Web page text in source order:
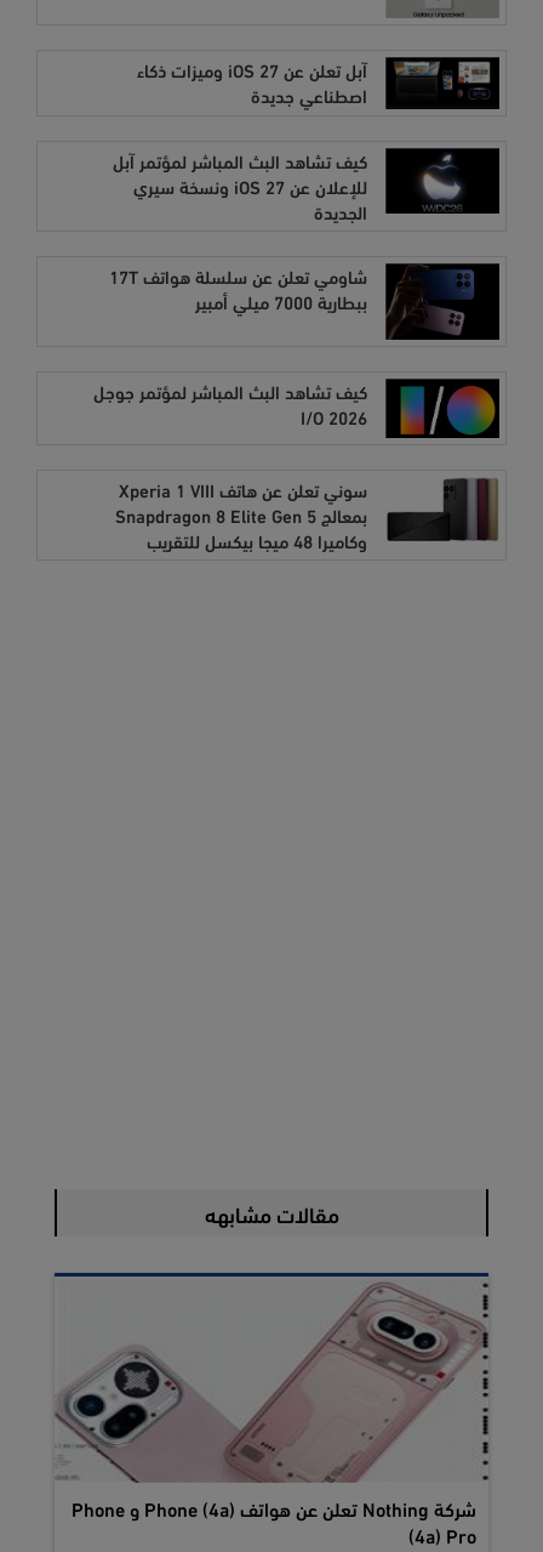
آبل تعلن عن iOS 27 وميزات ذكاء
اصطناعي جديدة
كيف تشاهد البث المباشر لمؤتمر آبل
للإعلان عن iOS 27 ونسخة سيري
الجديدة
شاومي تعلن عن سلسلة هواتف 17T
ببطارية 7000 ميلي أمبير
كيف تشاهد البث المباشر لمؤتمر جوجل
I/O 2026
سوني تعلن عن هاتف Xperia 1 VIII
بمعالج Snapdragon 8 Elite Gen 5
وكاميرا 48 ميجا بيكسل للتقريب
مقالات مشابهه
شركة Nothing تعلن عن هواتف Phone (4a) و Phone
(4a) Pro